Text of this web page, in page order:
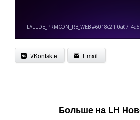
VKontakte Email
Больше на LH